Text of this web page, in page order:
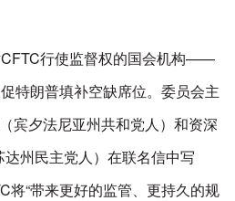
行使监督权的国会机构——
特朗普填补空缺席位。委员会主
宾夕法尼亚州共和党人）和资深
州民主党人）在联名信中写
将“带来更好的监管、更持久的规